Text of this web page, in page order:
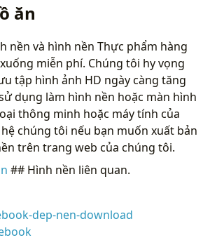
ăn
nền và hình nền Thực phẩm hàng
miễn phí. Chúng tôi hy vọng
tập hình ảnh HD ngày càng tăng
dụng làm hình nền hoặc màn hình
thông minh hoặc máy tính của
chúng tôi nếu bạn muốn xuất bản
trên trang web của chúng tôi.
## Hình nền liên quan.
dep-nen-download